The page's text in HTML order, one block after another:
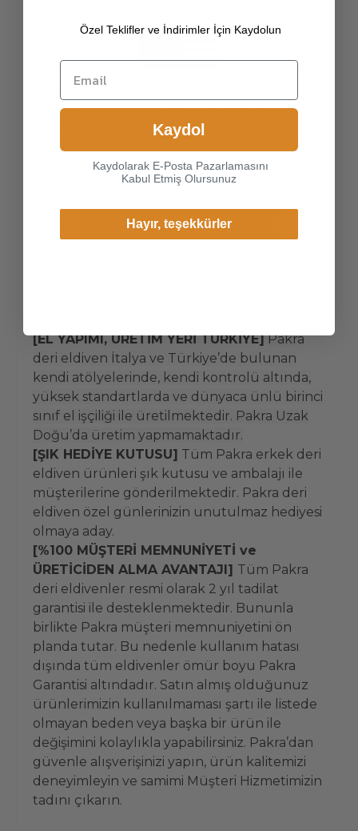
günlerinde hem ellerinizi sıcacık tutacak,
nem içeriğini azaltarak kepeklenme,
kızarıklık, koyulaşma, yanma, kaşıntı ve
erken yaşlanma gibi pek çok soruna neden
olmakta. Pakra deri eldiven sadece en iyi
kalitede malzemeler kullanarak
müşterilerinin ihtiyaçlarına yönelik fark
[İTALYAN FİT KALIP]Elinize uygun bedeni
seçmeniz durumunda Pakra adeta elinizde
[EL YAPIMI, ÜRETİM YERİ TÜRKİYE] Pakra
deri eldiven İtalya ve Türkiye’de bulunan
kendi atölyelerinde, kendi kontrolü altında,
yüksek standartlarda ve dünyaca ünlü birinci
sınıf el işçiliği ile üretilmektedir. Pakra Uzak
Doğu’da üretim yapmamaktadır.
[ŞIK HEDİYE KUTUSU] Tüm Pakra erkek deri
eldiven ürünleri şık kutusu ve ambalajı ile
müşterilerine gönderilmektedir. Pakra deri
eldiven özel günlerinizin unutulmaz hediyesi
olmaya aday.
[%100 MÜŞTERİ MEMNUNİYETİ ve
ÜRETİCİDEN ALMA AVANTAJI] Tüm Pakra
deri eldivenler resmi olarak 2 yıl tadilat
garantisi ile desteklenmektedir. Bununla
birlikte Pakra müşteri memnuniyetini ön
planda tutar. Bu nedenle kullanım hatası
dışında tüm eldivenler ömür boyu Pakra
Garantisi altındadır. Satın almış olduğunuz
ürünlerimizin kullanılmaması şartı ile listede
olmayan beden veya başka bir ürün ile
değişimini kolaylıkla yapabilirsiniz. Pakra’dan
güvenle alışverişinizi yapın, ürün kalitemizi
deneyimleyin ve samimi Müşteri Hizmetimizin
tadını çıkarın.
Konumunuza özel içerikleri
görmek ve online alışveriş
yapmak için başka bir ülkeyi
veya bölgeyi seçin.
Devam
Özel Teklifler ve İndirimler İçin Kaydolun
Kaydol
Kaydolarak E-Posta Pazarlamasını
Kabul Etmiş Olursunuz
Hayır, teşekkürler